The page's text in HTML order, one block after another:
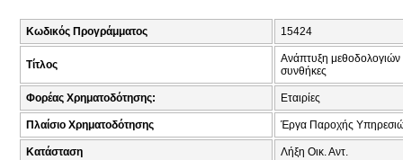
Κωδικός Προγράμματος 15424
Τίτλος
Ανάπτυξη μεθοδολογιών
συνθήκες
Φορέας Χρηματοδότησης: Εταιρίες
Πλαίσιο Χρηματοδότησης Έργα Παροχής
Κατάσταση Λήξη Οικ. Αντ.